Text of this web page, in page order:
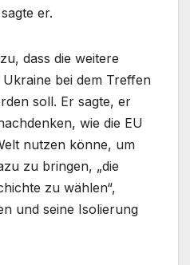
er.
dass die weitere
bei dem Treffen
soll. Er sagte, er
wie die EU
nutzen könne, um
zu bringen, „die
zu wählen“,
und seine Isolierung